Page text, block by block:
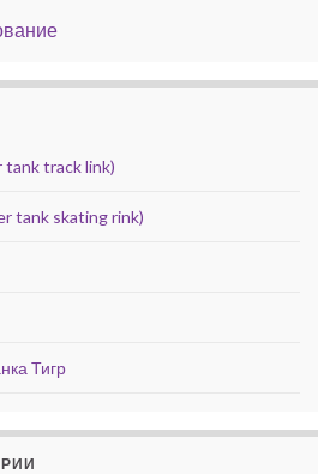
tank track link)
tank skating rink)
Тигр